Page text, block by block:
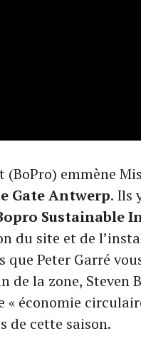
emmène
Gate Antwerp. Ils
Sustainable
du site et de
que Peter Garré
de la zone, Steven
économie
de cette saison.